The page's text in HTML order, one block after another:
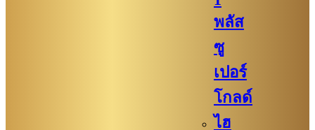
พลัส
ซู
เปอร์
โกลด์
ไฮ